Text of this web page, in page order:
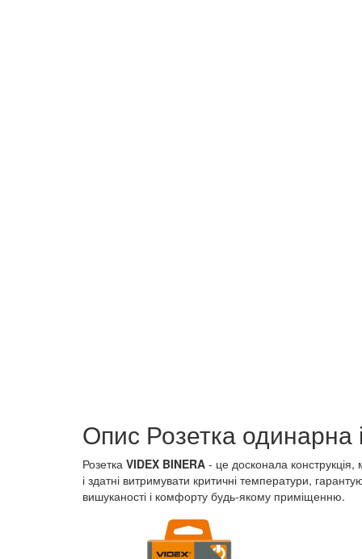
Опис Розетка одинарна
Розетка VIDEX BINERA - це досконала конструкція,
і здатні витримувати критичні температури,
вишуканості і комфорту будь-якому приміщенню.